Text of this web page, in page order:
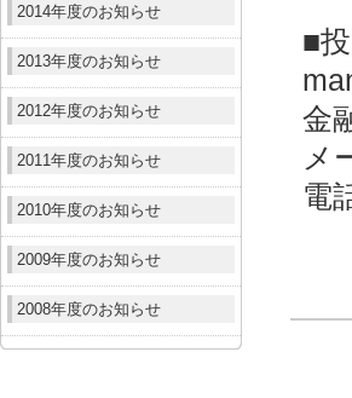
2014年度のお知らせ
2013年度のお知らせ
2012年度のお知らせ
2011年度のお知らせ
2010年度のお知らせ
2009年度のお知らせ
2008年度のお知らせ
■
金
メ
電